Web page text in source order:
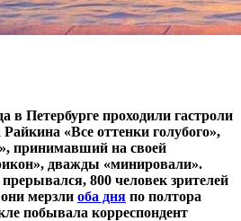
в Петербурге проходили гастроли
«Все оттенки голубого»,
принимавший на своей
дважды «минировали».
800 человек зрителей
мерзли оба дня по полтора
побывала корреспондент